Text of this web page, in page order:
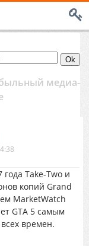
мeдиa-
гoдa Take-Two и
кoпий Grand
MarketWatch
GTA 5 cамым
вpемен.